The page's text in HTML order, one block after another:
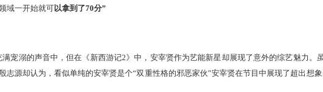
域一开始就可以拿到了70分”
宠溺的声音中，但在《新西游记2》中，安宰贤作为艺能新星却展现了意外的综艺魅力
源却认为，看似单纯的安宰贤是个“双重性格的邪恶家伙”安宰贤在节目中展现了超出想